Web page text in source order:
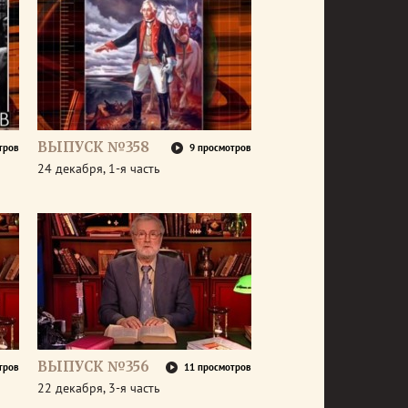
ВЫПУСК №358 9 просмотров
24 декабря, 1-я часть
ВЫПУСК №356 11 просмотров
22 декабря, 3-я часть